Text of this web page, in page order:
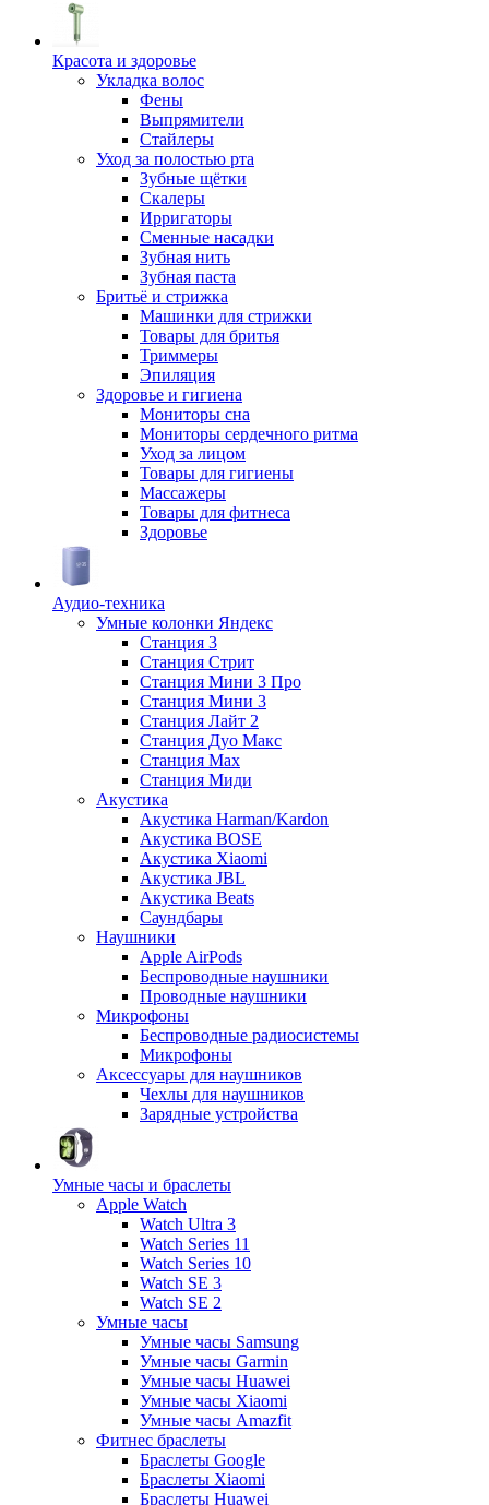
Красота и здоровье
Укладка волос
Фены
Выпрямители
Стайлеры
Уход за полостью рта
Зубные щётки
Скалеры
Ирригаторы
Сменные насадки
Зубная нить
Зубная паста
Бритьё и стрижка
Машинки для стрижки
Товары для бритья
Триммеры
Эпиляция
Здоровье и гигиена
Мониторы сна
Мониторы сердечного ритма
Уход за лицом
Товары для гигиены
Массажеры
Товары для фитнеса
Здоровье
Аудио-техника
Умные колонки Яндекс
Станция 3
Станция Стрит
Станция Мини 3 Про
Станция Мини 3
Станция Лайт 2
Станция Дуо Макс
Станция Max
Станция Миди
Акустика
Акустика Harman/Kardon
Акустика BOSE
Акустика Xiaomi
Акустика JBL
Акустика Beats
Саундбары
Наушники
Apple AirPods
Беспроводные наушники
Проводные наушники
Микрофоны
Беспроводные радиосистемы
Микрофоны
Аксессуары для наушников
Чехлы для наушников
Зарядные устройства
Умные часы и браслеты
Apple Watch
Watch Ultra 3
Watch Series 11
Watch Series 10
Watch SE 3
Watch SE 2
Умные часы
Умные часы Samsung
Умные часы Garmin
Умные часы Huawei
Умные часы Xiaomi
Умные часы Amazfit
Фитнес браслеты
Браслеты Google
Браслеты Xiaomi
Браслеты Huawei